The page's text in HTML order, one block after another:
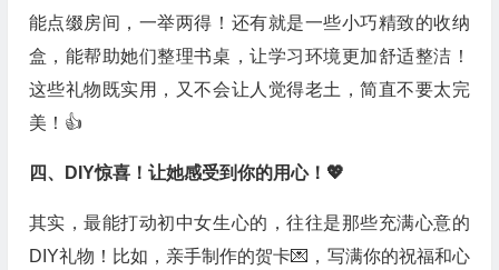
能点缀房间，一举两得！还有就是一些小巧精致的收纳
盒，能帮助她们整理书桌，让学习环境更加舒适整洁！
这些礼物既实用，又不会让人觉得老土，简直不要太完
美！👍
四、DIY惊喜！让她感受到你的用心！💖
其实，最能打动初中女生心的，往往是那些充满心意的
DIY礼物！比如，亲手制作的贺卡💌，写满你的祝福和心